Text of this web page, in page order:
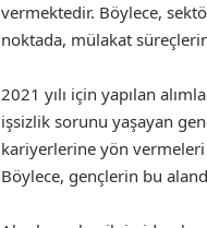
vermektedir. Böylece,
noktada, mülakat
2021 yılı için yapılan
işsizlik sorunu yaşayan
kariyerlerine yön
Böylece, gençlerin bu